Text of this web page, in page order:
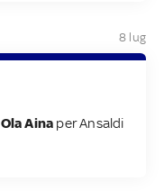
8 lug
Ola Aina per Ansaldi